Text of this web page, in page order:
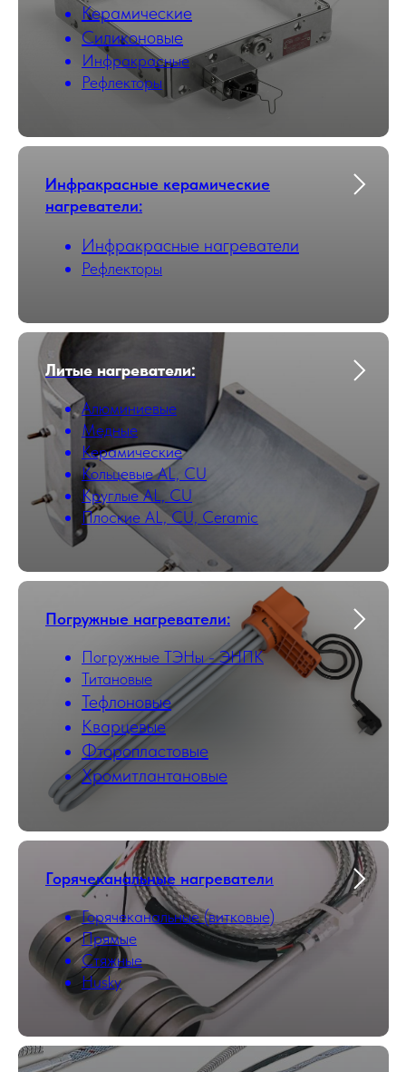
Керамические
Силиконовые
Инфракрасные
Рефлекторы
Инфракрасные керамические
нагреватели:
Инфракрасные нагреватели
Рефлекторы
Литые нагреватели:
Алюминиевые
Медные
Керамические
Кольцевые AL, CU
Круглые AL, CU
Плоские AL, CU, Ceramic
Погружные нагреватели:
Погружные ТЭНы - ЭНПК
Титановые
Тефлоновые
Кварцевые
Фторопластовые
Хромитлантановые
Горячеканальные нагреватели
Горячеканальные (витковые)
Прямые
Стяжные
Husky